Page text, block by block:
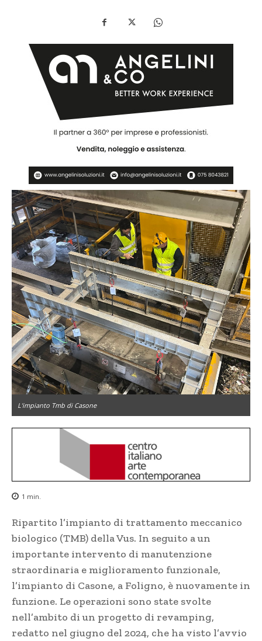
L'impianto Tmb di Casone
1 min.
Ripartito l’impianto di trattamento meccanico
biologico (TMB) della Vus. In seguito a un
importante intervento di manutenzione
straordinaria e miglioramento funzionale,
l’impianto di Casone, a Foligno, è nuovamente in
funzione. Le operazioni sono state svolte
nell’ambito di un progetto di revamping,
redatto nel giugno del 2024, che ha visto l’avvio